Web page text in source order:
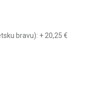
bravu): + 20,25 €